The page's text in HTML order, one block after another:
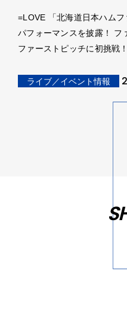
=LOVE 「北海道日本ハム
パフォーマンスを披露！ フ
ファーストピッチに初挑戦！
ライブ／イベント情報